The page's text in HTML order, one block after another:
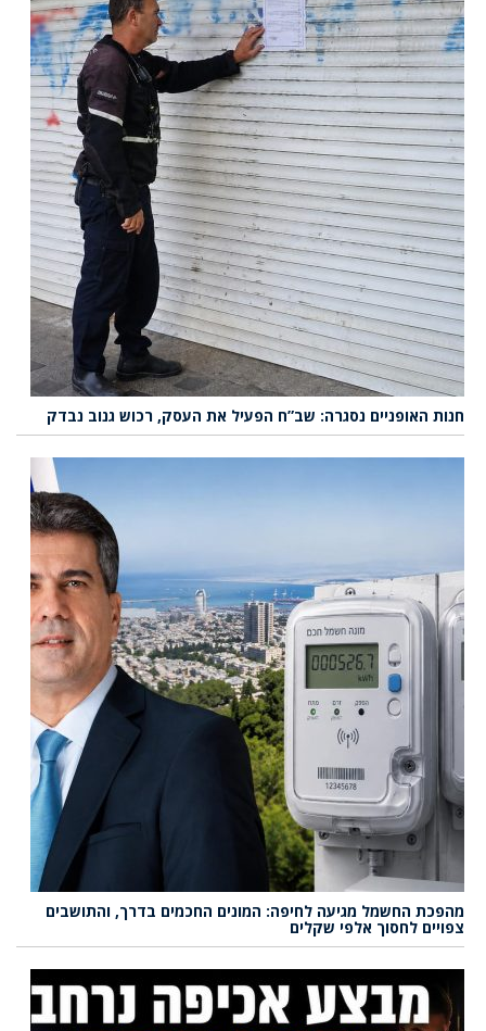
חנות האופניים נסגרה: שב”ח הפעיל את העסק, רכוש גנוב נבדק
מהפכת החשמל מגיעה לחיפה: המונים החכמים בדרך, והתושבים
צפויים לחסוך אלפי שקלים